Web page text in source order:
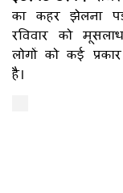
का कहर झेलना
रविवार को
लोगों को कई
है।